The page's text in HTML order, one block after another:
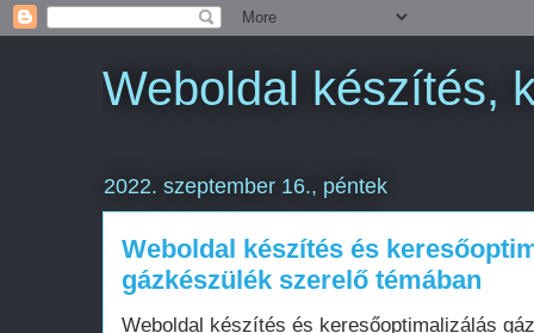
Weboldal készítés,
2022. szeptember 16., péntek
Weboldal készítés és
gázkészülék szerelő témában
Weboldal készítés és keresőoptimalizálás